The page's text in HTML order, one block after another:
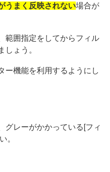
うまく反映されない場合が
範囲指定をしてからフィル
しょう。
グレーがかかっている[フィ
。